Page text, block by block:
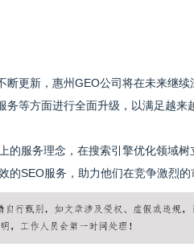
更新，惠州GEO公司将在未来继
等方面进行全面升级，以满足越来
的服务理念，在搜索引擎优化领域
SEO服务，助力他们在竞争激烈的